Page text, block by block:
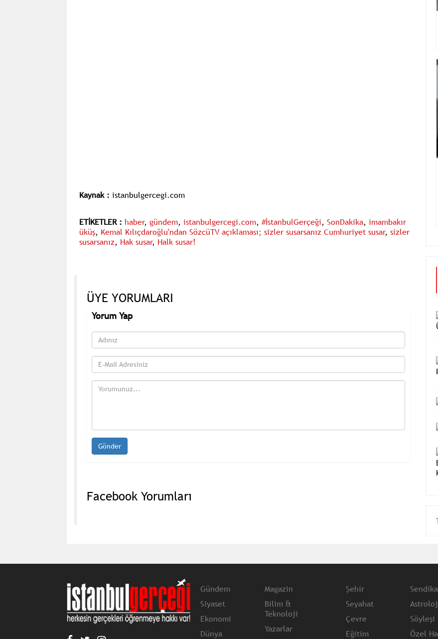
Kaynak : istanbulgercegi.com
ETİKETLER : haber, gündem, istanbulgercegi.com, #İstanbulGerçeği, SonDakika, imambakır
üküş, Kemal Kılıçdaroğlu'ndan SözcüTV açıklaması; sizler susarsanız Cumhuriyet susar, sizler
susarsanız, Hak susar, Halk susar!
ÜYE YORUMLARI
Yorum Yap
Facebook Yorumları
Gündem
Siyaset
Ekonomi
Magazin
Bilim &
Teknoloji
Şehir
Seyahat
Çevre
Sendika
Astroloji
Söyleşi